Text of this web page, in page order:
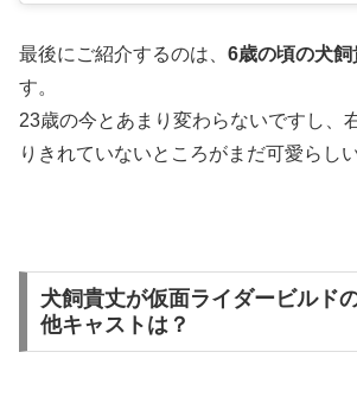
最後にご紹介するのは、 6歳の頃の犬
す。
23歳の今とあまり変わらないですし、
りきれていないところがまだ可愛らし
犬飼貴丈が仮面ライダービルド
他キャストは？